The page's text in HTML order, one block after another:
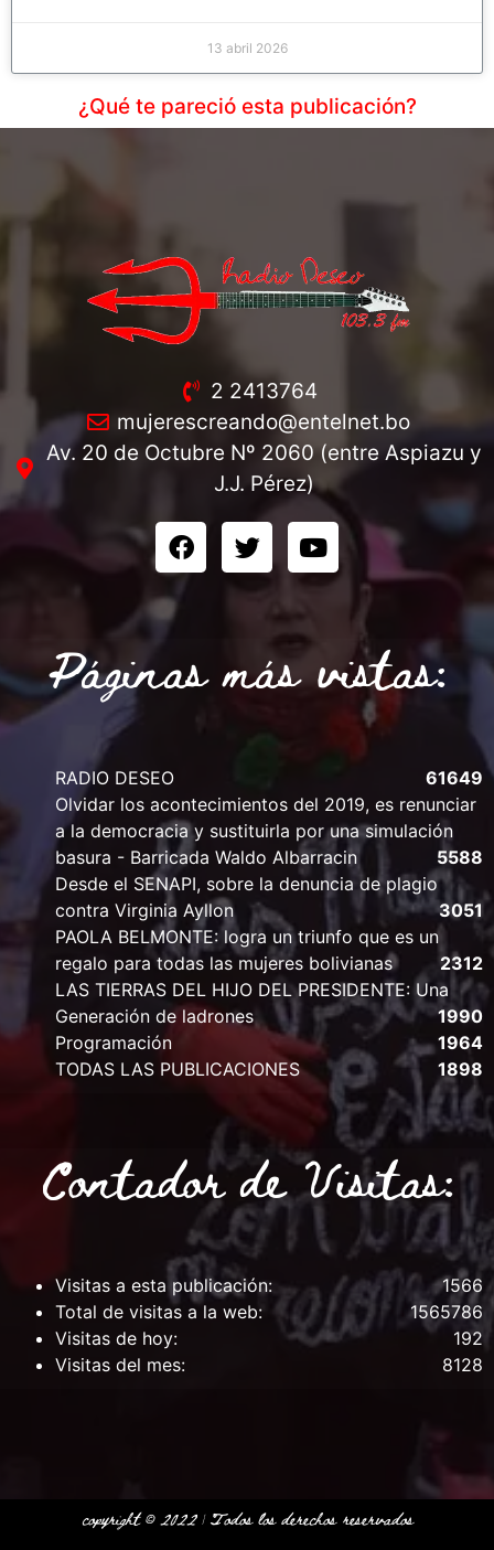
13 abril 2026
¿Qué te pareció esta publicación?
2 2413764
mujerescreando@entelnet.bo
Av. 20 de Octubre Nº 2060 (entre Aspiazu y
J.J. Pérez)
Páginas más vistas:
RADIO DESEO
61649
Olvidar los acontecimientos del 2019, es renunciar
a la democracia y sustituirla por una simulación
basura - Barricada Waldo Albarracin
5588
Desde el SENAPI, sobre la denuncia de plagio
contra Virginia Ayllon
3051
PAOLA BELMONTE: logra un triunfo que es un
regalo para todas las mujeres bolivianas
2312
LAS TIERRAS DEL HIJO DEL PRESIDENTE: Una
Generación de ladrones
1990
Programación
1964
TODAS LAS PUBLICACIONES
1898
Contador de Visitas:
1566
Visitas a esta publicación:
1565786
Total de visitas a la web:
192
Visitas de hoy:
8128
Visitas del mes:
copyright © 2022 | Todos los derechos reservados